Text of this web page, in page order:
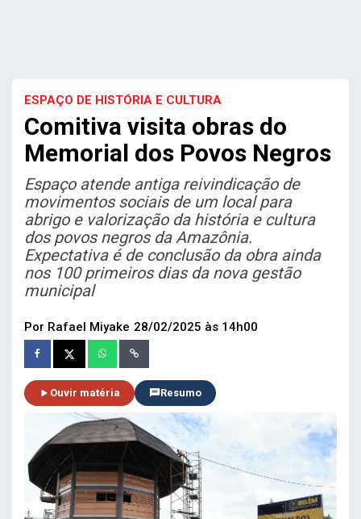
ESPAÇO DE HISTÓRIA E CULTURA
Comitiva visita obras do
Memorial dos Povos Negros
Espaço atende antiga reivindicação de
movimentos sociais de um local para
abrigo e valorização da história e cultura
dos povos negros da Amazônia.
Expectativa é de conclusão da obra ainda
nos 100 primeiros dias da nova gestão
municipal
Por Rafael Miyake 28/02/2025 às 14h00
Ouvir matéria Resumo